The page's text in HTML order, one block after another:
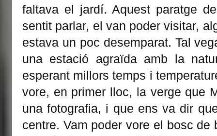
faltava el jardí. Aquest paratge
sentit parlar, el van poder visitar,
estava un poc desemparat. Tal
una estació agraïda amb la
esperant millors temps i
vore, en primer lloc, la verge que
una fotografia, i que ens va dir
centre. Vam poder vore el bosc